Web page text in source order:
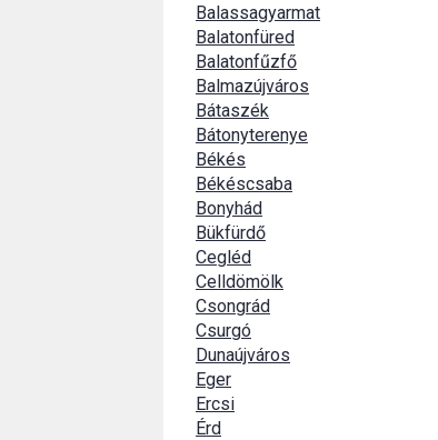
Balassagyarmat
Balatonfüred
Balatonfűzfő
Balmazújváros
Bátaszék
Bátonyterenye
Békés
Békéscsaba
Bonyhád
Bükfürdő
Cegléd
Celldömölk
Csongrád
Csurgó
Dunaújváros
Eger
Ercsi
Érd